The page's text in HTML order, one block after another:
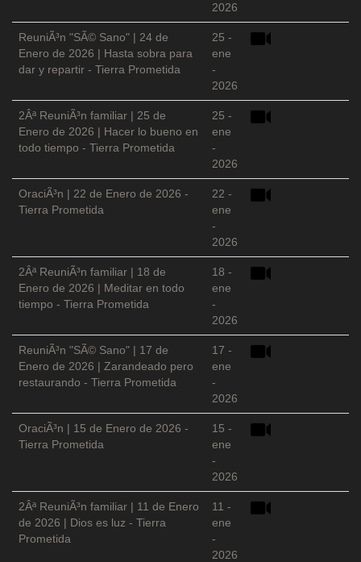
2026
ReuniÃ³n "SÃ© Sano" | 24 de
Enero de 2026 | Hasta sobra para
dar y repartir - Tierra Prometida
25 -
ene
-
2026
2Âª ReuniÃ³n familiar | 25 de
Enero de 2026 | Hacer lo bueno en
todo tiempo - Tierra Prometida
25 -
ene
-
2026
OraciÃ³n | 22 de Enero de 2026 -
Tierra Prometida
22 -
ene
-
2026
2Âª ReuniÃ³n familiar | 18 de
Enero de 2026 | Meditar en todo
tiempo - Tierra Prometida
18 -
ene
-
2026
ReuniÃ³n "SÃ© Sano" | 17 de
Enero de 2026 | Zarandeado pero
restaurando - Tierra Prometida
17 -
ene
-
2026
OraciÃ³n | 15 de Enero de 2026 -
Tierra Prometida
15 -
ene
-
2026
2Âª ReuniÃ³n familiar | 11 de Enero
de 2026 | Dios es luz - Tierra
Prometida
11 -
ene
-
2026